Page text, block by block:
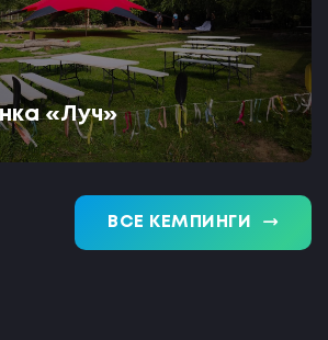
«Луч»
ВСЕ КЕМПИНГИ trending_flat